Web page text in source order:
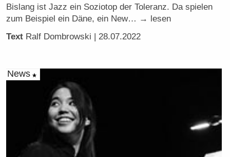
Bislang ist Jazz ein Soziotop der Toleranz. Da spielen
zum Beispiel ein Däne, ein New… → lesen
Text Ralf Dombrowski | 28.07.2022
News